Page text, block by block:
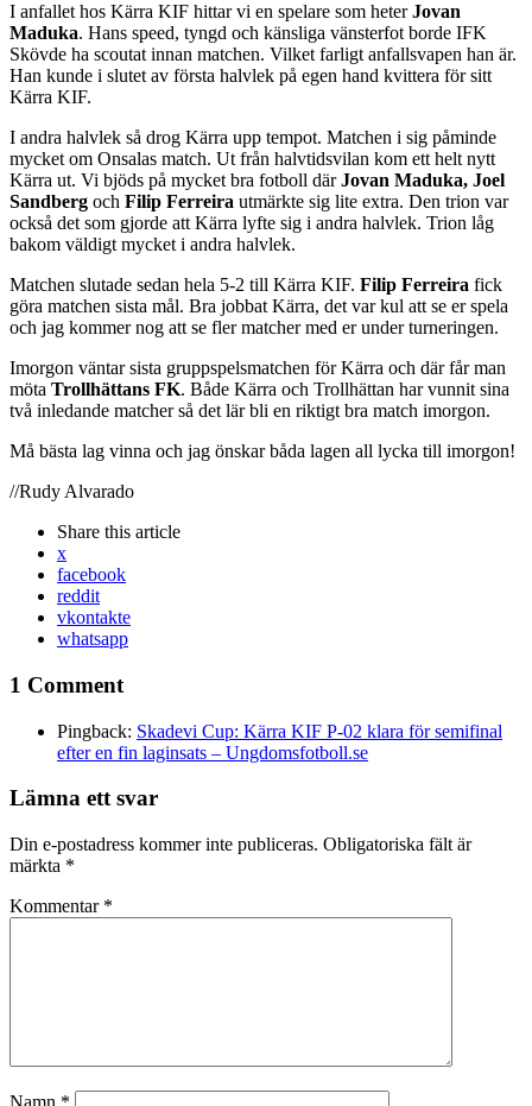
I anfallet hos Kärra KIF hittar vi en spelare som heterJovan
Maduka. Hans speed, tyngd och känsliga vänsterfot borde IFK
Skövde ha scoutat innan matchen. Vilket farligt anfallsvapen han är.
Han kunde i slutet av första halvlek på egen hand kvittera för sitt
Kärra KIF.
I andra halvlek så drog Kärra upp tempot. Matchen i sig påminde
mycket om Onsalas match. Ut från halvtidsvilan kom ett helt nytt
Kärra ut. Vi bjöds på mycket bra fotboll därJovan Maduka, Joel
Sandberg och Filip Ferreira utmärkte sig lite extra. Den trion var
också det som gjorde att Kärra lyfte sig i andra halvlek. Trion låg
bakom väldigt mycket i andra halvlek.
Matchen slutade sedan hela 5-2 till Kärra KIF. Filip Ferreira fick
göra matchen sista mål. Bra jobbat Kärra, det var kul att se er spela
och jag kommer nog att se fler matcher med er under turneringen.
Imorgon väntar sista gruppspelsmatchen för Kärra och där får man
möta Trollhättans FK. Både Kärra och Trollhättan har vunnit sina
två inledande matcher så det lär bli en riktigt bra match imorgon.
Må bästa lag vinna och jag önskar båda lagen all lycka till imorgon!
//Rudy Alvarado
Share this article
x
facebook
reddit
vkontakte
whatsapp
1 Comment
Pingback: Skadevi Cup: Kärra KIF P-02 klara för semifinal
efter en fin laginsats – Ungdomsfotboll.se
Lämna ett svar
Din e-postadress kommer inte publiceras. Obligatoriska fält är
märkta *
Kommentar *